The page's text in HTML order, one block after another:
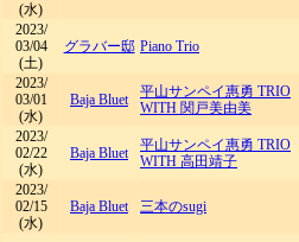
(水)
2023/
03/04
(土)
グラバー邸 Piano Trio
2023/
03/01
(水)
Baja Bluet
平山サンペイ惠勇 TRIO
WITH 関戸美由美
2023/
02/22
(水)
Baja Bluet
平山サンペイ惠勇 TRIO
WITH 高田靖子
2023/
02/15
(水)
Baja Bluet 三本のsugi